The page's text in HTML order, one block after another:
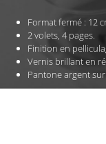
Format fermé : 12
2 volets, 4 pages.
Finition en
Vernis brillant en
Pantone argent